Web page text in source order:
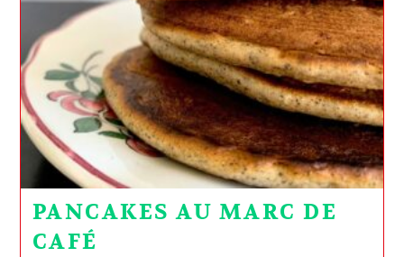
PANCAKES AU MARC DE
CAFÉ